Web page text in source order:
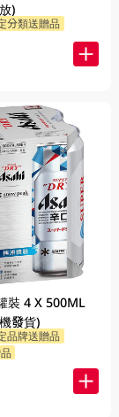
)
分類送贈品
裝 4 X 500ML
發貨)
品牌送贈品